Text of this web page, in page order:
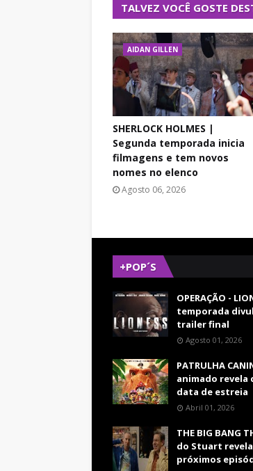
TALVEZ VOCÊ GOSTE
AIDAN GILLEN
SHERLOCK HOLMES |
Segunda temporada inicia
filmagens e tem novos
nomes no elenco
Agosto 06, 2026
+POP´S
OPERAÇÃO -
temporada
trailer final
Agosto 01, 2026
PATRULHA
animado
data de estreia
Abril 01, 2026
THE BIG BANG
do Stuart
próximos